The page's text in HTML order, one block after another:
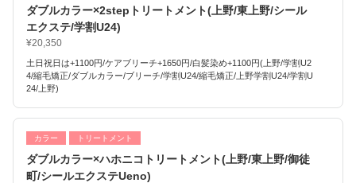
ダブルカラー×2stepトリートメント(上野/東上野/シール
エクステ/学割U24)
¥20,350
土日祝日は+1100円/ケアブリーチ+1650円/白髪染め+1100円(上野/学割U2
4/縮毛矯正/ダブルカラー/ブリーチ/学割U24/縮毛矯正/上野学割U24/学割U
24/上野)
カラー トリートメント
ダブルカラー×ハホニコトリートメント(上野/東上野/御徒
町/シールエクステUeno)